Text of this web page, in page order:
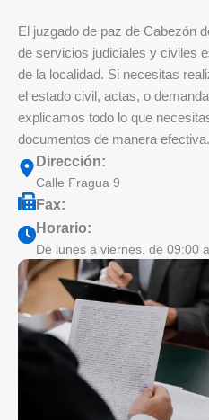
El juzgado de paz de Cabezón
de servicios judiciales y civiles
de la localidad. Si necesitas
el estado civil, actas, o
explicamos todo lo que
documentos de manera efectiva.
Dirección:
Calle Fragua 9
Fax:
Horario:
De lunes a viernes, de 09:00